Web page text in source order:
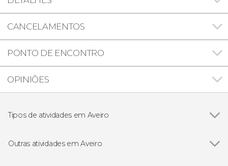
CANCELAMENTOS
PONTO DE ENCONTRO
OPINIÕES
Tipos de atividades em Aveiro
Outras atividades em Aveiro